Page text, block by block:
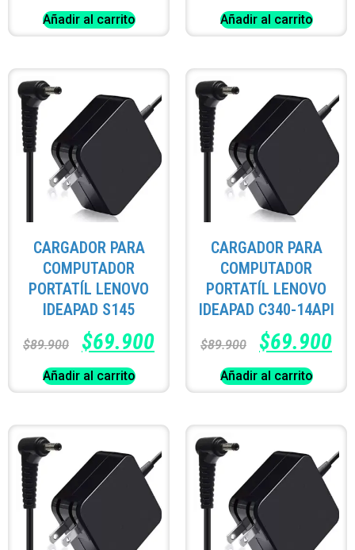
Añadir al carrito Añadir al carrito
CARGADOR PARA
COMPUTADOR
PORTATÍL LENOVO
IDEAPAD S145
$89.900 $69.900
Añadir al carrito
CARGADOR PARA
COMPUTADOR
PORTATÍL LENOVO
IDEAPAD C340-14API
$89.900 $69.900
Añadir al carrito